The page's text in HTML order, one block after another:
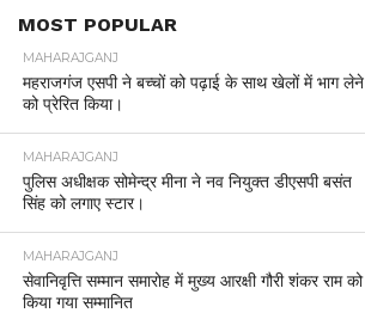
MOST POPULAR
MAHARAJGANJ
महराजगंज एसपी ने बच्चों को पढ़ाई के साथ खेलों में भाग लेने
को प्रेरित किया।
MAHARAJGANJ
पुलिस अधीक्षक सोमेन्द्र मीना ने नव नियुक्त डीएसपी बसंत
सिंह को लगाए स्टार।
MAHARAJGANJ
सेवानिवृत्ति सम्मान समारोह में मुख्य आरक्षी गौरी शंकर राम को
किया गया सम्मानित